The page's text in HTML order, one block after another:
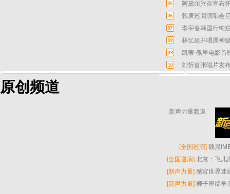
阿黛尔兴奋宣布
韩庚巡回演唱会
李宇春韩国行绚
林忆莲开唱展神
凯蒂-佩里电影首
刘忻首张唱片发
原创频道
新声力量频道
[全国巡演] 魏晨
[全国巡演] 北京：飞儿
[新声力量] 感官世界迷
[新声力量] 狮子座绵羊